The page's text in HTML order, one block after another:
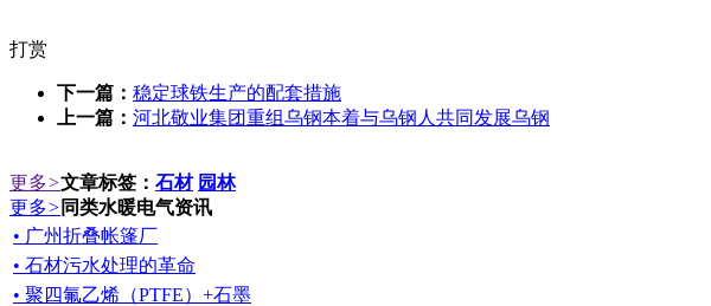
打赏
下一篇： 稳定球铁生产的配套措施
上一篇： 河北敬业集团重组乌钢本着与乌钢人共同发展乌钢
更多>文章标签： 石材 园林
更多> 同类水暖电气资讯
• 广州折叠帐篷厂
• 石材污水处理的革命
• 聚四氟乙烯（PTFE）+石墨